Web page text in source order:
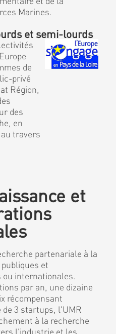
Marines.
et semi-lourds
de
privé
Région,
des
en
travers
et
partenariale à la
et
internationales.
par an, une dizaine
récompensant
3 startups, l'UMR
à la recherche
l'industrie et les